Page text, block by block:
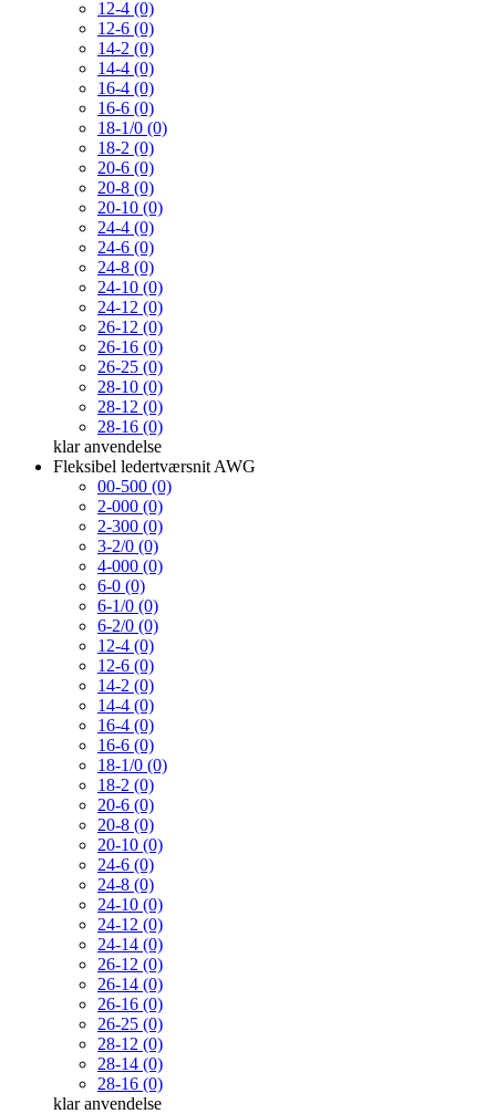
12-4 (0)
12-6 (0)
14-2 (0)
14-4 (0)
16-4 (0)
16-6 (0)
18-1/0 (0)
18-2 (0)
20-6 (0)
20-8 (0)
20-10 (0)
24-4 (0)
24-6 (0)
24-8 (0)
24-10 (0)
24-12 (0)
26-12 (0)
26-16 (0)
26-25 (0)
28-10 (0)
28-12 (0)
28-16 (0)
klar anvendelse
Fleksibel ledertværsnit AWG
00-500 (0)
2-000 (0)
2-300 (0)
3-2/0 (0)
4-000 (0)
6-0 (0)
6-1/0 (0)
6-2/0 (0)
12-4 (0)
12-6 (0)
14-2 (0)
14-4 (0)
16-4 (0)
16-6 (0)
18-1/0 (0)
18-2 (0)
20-6 (0)
20-8 (0)
20-10 (0)
24-6 (0)
24-8 (0)
24-10 (0)
24-12 (0)
24-14 (0)
26-12 (0)
26-14 (0)
26-16 (0)
26-25 (0)
28-12 (0)
28-14 (0)
28-16 (0)
klar anvendelse